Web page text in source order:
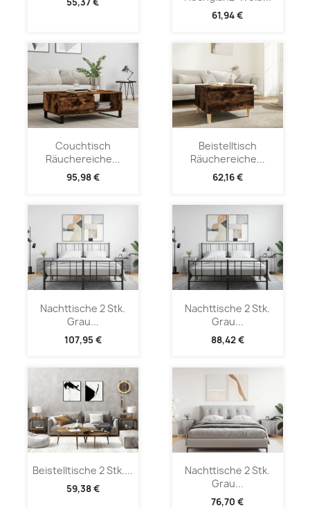
61,94 €
Couchtisch
Räuchereiche...
95,98 €
Beistelltisch
Räuchereiche...
62,16 €
Nachttische 2 Stk.
Grau...
107,95 €
Nachttische 2 Stk.
Grau...
88,42 €
Beistelltische 2 Stk....
59,38 €
Nachttische 2 Stk.
Grau...
76,70 €